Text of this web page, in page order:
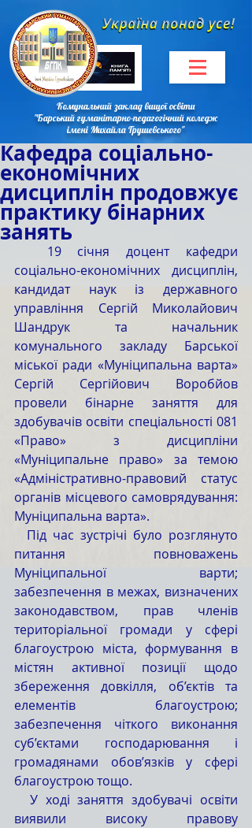
Комунальний заклад вищої освіти
"Барський гуманітарно-педагогічний коледж
імені Михайла Грушевського"
Кафедра соціально-
економічних
дисциплін продовжує
практику бінарних
занять
соціально-економічних дисциплін,
кандидат наук із державного
управління Сергій Миколайович
Шандрук та начальник
комунального закладу Барської
міської ради «Муніципальна варта»
Сергій Сергійович Воробйов
провели бінарне заняття для
здобувачів освіти спеціальності 081
«Право» з дисципліни
«Муніципальне право» за темою
«Адміністративно-правовий статус
органів місцевого самоврядування:
Муніципальна варта».
питання повноважень
Муніципальної варти;
забезпечення в межах, визначених
законодавством, прав членів
територіальної громади у сфері
благоустрою міста, формування в
містян активної позиції щодо
збереження довкілля, об’єктів та
елементів благоустрою;
забезпечення чіткого виконання
суб’єктами господарювання і
громадянами обов’язків у сфері
благоустрою тощо.
виявили високу правову